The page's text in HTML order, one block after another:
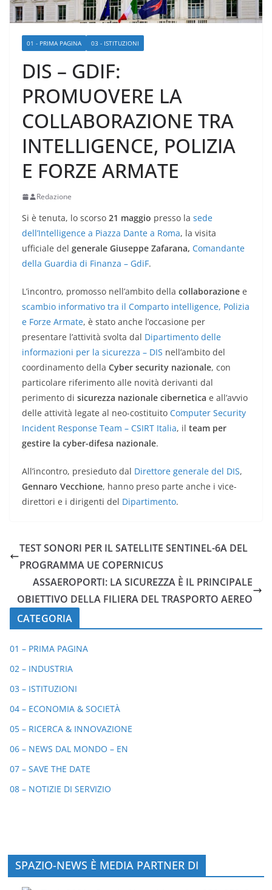
01 - PRIMA PAGINA 03 - ISTITUZIONI
DIS – GDIF:
PROMUOVERE LA
COLLABORAZIONE TRA
INTELLIGENCE, POLIZIA
E FORZE ARMATE
Redazione
Si è tenuta, lo scorso 21 maggio presso la sede
dell’Intelligence a Piazza Dante a Roma, la visita
ufficiale del generale Giuseppe Zafarana, Comandante
della Guardia di Finanza – GdiF.
L’incontro, promosso nell’ambito della collaborazione e
scambio informativo tra il Comparto intelligence, Polizia
e Forze Armate, è stato anche l’occasione per
presentare l’attività svolta dal Dipartimento delle
informazioni per la sicurezza – DIS nell’ambito del
coordinamento della Cyber security nazionale, con
particolare riferimento alle novità derivanti dal
perimento di sicurezza nazionale cibernetica e all’avvio
delle attività legate al neo-costituito Computer Security
Incident Response Team – CSIRT Italia, il team per
gestire la cyber-difesa nazionale.
All’incontro, presieduto dal Direttore generale del DIS,
Gennaro Vecchione, hanno preso parte anche i vice-
direttori e i dirigenti del Dipartimento.
TEST SONORI PER IL SATELLITE SENTINEL-6A DEL
PROGRAMMA UE COPERNICUS
ASSAEROPORTI: LA SICUREZZA È IL PRINCIPALE
OBIETTIVO DELLA FILIERA DEL TRASPORTO AEREO
CATEGORIA
01 – PRIMA PAGINA
02 – INDUSTRIA
03 – ISTITUZIONI
04 – ECONOMIA & SOCIETÀ
05 – RICERCA & INNOVAZIONE
06 – NEWS DAL MONDO – EN
07 – SAVE THE DATE
08 – NOTIZIE DI SERVIZIO
SPAZIO-NEWS È MEDIA PARTNER DI